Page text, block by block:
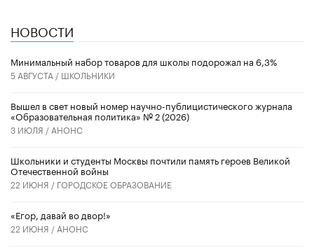
НОВОСТИ
Минимальный набор товаров для школы подорожал на 6,3%
5 АВГУСТА / ШКОЛЬНИКИ
Вышел в свет новый номер научно-публицистического журнала
«Образовательная политика» № 2 (2026)
3 ИЮЛЯ / АНОНС
Школьники и студенты Москвы почтили память героев Великой
Отечественной войны
22 ИЮНЯ / ГОРОДСКОЕ ОБРАЗОВАНИЕ
«Егор, давай во двор!»
22 ИЮНЯ / АНОНС